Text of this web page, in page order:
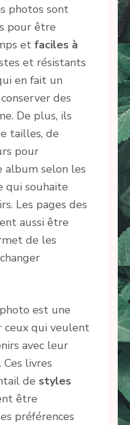
photos sont
pour être
et faciles à
et résistants
en fait un
des
De plus, ils
tailles, de
pour
album selon les
qui souhaite
Les pages des
aussi être
de les
est une
qui veulent
avec leur
livres
de styles
être
préférences